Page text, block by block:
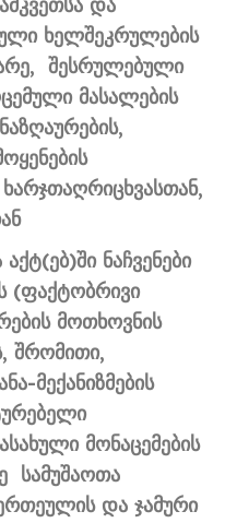
ხელშეკრულების
შესრულებული
მასალების
ნაჩვენები
(ფაქტობრივი
მოთხოვნის
შრომითი,
მექანიზმების
მონაცემების
სამუშაოთა
და ჯამური